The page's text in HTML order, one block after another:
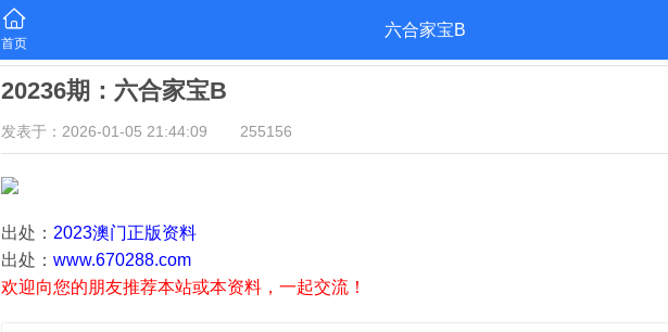
首页
六合家宝B
20236期：六合家宝B
发表于：2026-01-05 21:44:09 255156
出处： 2023澳门正版资料
出处： www.670288.com
欢迎向您的朋友推荐本站或本资料，一起交流！